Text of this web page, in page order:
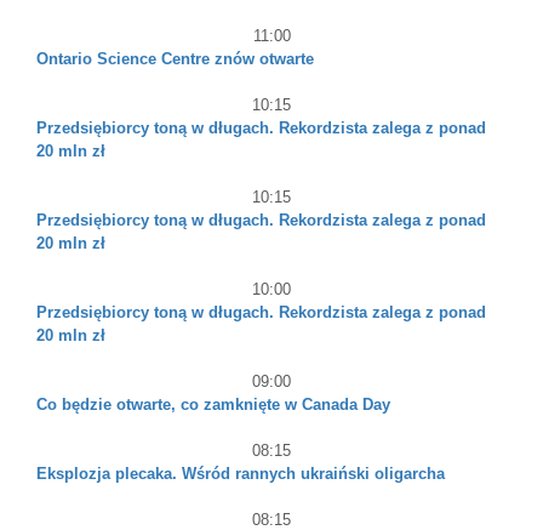
11:00
Ontario Science Centre znów otwarte
10:15
Przedsiębiorcy toną w długach. Rekordzista zalega z ponad
20 mln zł
10:15
Przedsiębiorcy toną w długach. Rekordzista zalega z ponad
20 mln zł
10:00
Przedsiębiorcy toną w długach. Rekordzista zalega z ponad
20 mln zł
09:00
Co będzie otwarte, co zamknięte w Canada Day
08:15
Eksplozja plecaka. Wśród rannych ukraiński oligarcha
08:15